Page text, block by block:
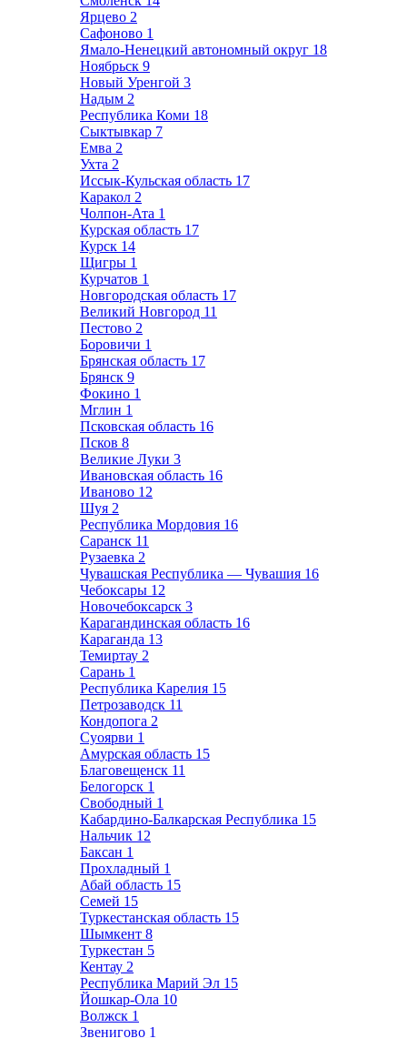
Ярцево 2
Сафоново 1
Ямало-Ненецкий автономный округ 18
Ноябрьск 9
Новый Уренгой 3
Надым 2
Республика Коми 18
Сыктывкар 7
Емва 2
Ухта 2
Иссык-Кульская область 17
Каракол 2
Чолпон-Ата 1
Курская область 17
Курск 14
Щигры 1
Курчатов 1
Новгородская область 17
Великий Новгород 11
Пестово 2
Боровичи 1
Брянская область 17
Брянск 9
Фокино 1
Мглин 1
Псковская область 16
Псков 8
Великие Луки 3
Ивановская область 16
Иваново 12
Шуя 2
Республика Мордовия 16
Саранск 11
Рузаевка 2
Чувашская Республика — Чувашия 16
Чебоксары 12
Новочебоксарск 3
Карагандинская область 16
Караганда 13
Темиртау 2
Сарань 1
Республика Карелия 15
Петрозаводск 11
Кондопога 2
Суоярви 1
Амурская область 15
Благовещенск 11
Белогорск 1
Свободный 1
Кабардино-Балкарская Республика 15
Нальчик 12
Баксан 1
Прохладный 1
Абай область 15
Семей 15
Туркестанская область 15
Шымкент 8
Туркестан 5
Кентау 2
Республика Марий Эл 15
Йошкар-Ола 10
Волжск 1
Звенигово 1